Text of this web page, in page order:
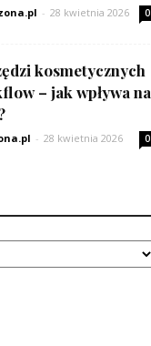
- 28 kwietnia 2026 0
kosmetycznych
– jak wpływa na
- 28 kwietnia 2026 0